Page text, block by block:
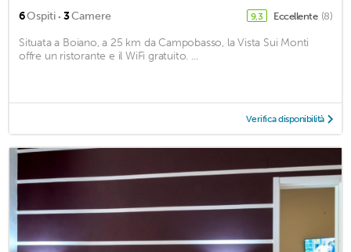
6Ospiti · 3Camere 9,3 Eccellente (8)
Situata a Boiano, a 25 km da Campobasso, la Vista Sui Monti
offre un ristorante e il WiFi gratuito. ...
Verifica disponibilità